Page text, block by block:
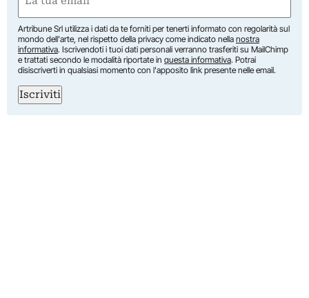
(Required)
Artribune Srl utilizza i dati da te forniti per tenerti informato con regolarità sul
mondo dell'arte, nel rispetto della privacy come indicato nella nostra
informativa. Iscrivendoti i tuoi dati personali verranno trasferiti su MailChimp
e trattati secondo le modalità riportate in questa informativa. Potrai
disiscriverti in qualsiasi momento con l'apposito link presente nelle email.
Iscriviti